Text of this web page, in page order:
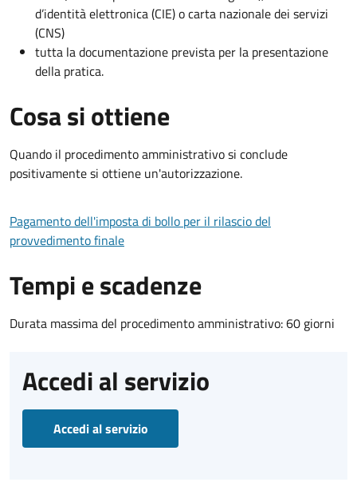
d’identità elettronica (CIE) o carta nazionale dei servizi
(CNS)
tutta la documentazione prevista per la presentazione
della pratica.
Cosa si ottiene
Quando il procedimento amministrativo si conclude
positivamente si ottiene un'autorizzazione.
Pagamento dell'imposta di bollo per il rilascio del
provvedimento finale
Tempi e scadenze
Durata massima del procedimento amministrativo: 60 giorni
Accedi al servizio
Accedi al servizio